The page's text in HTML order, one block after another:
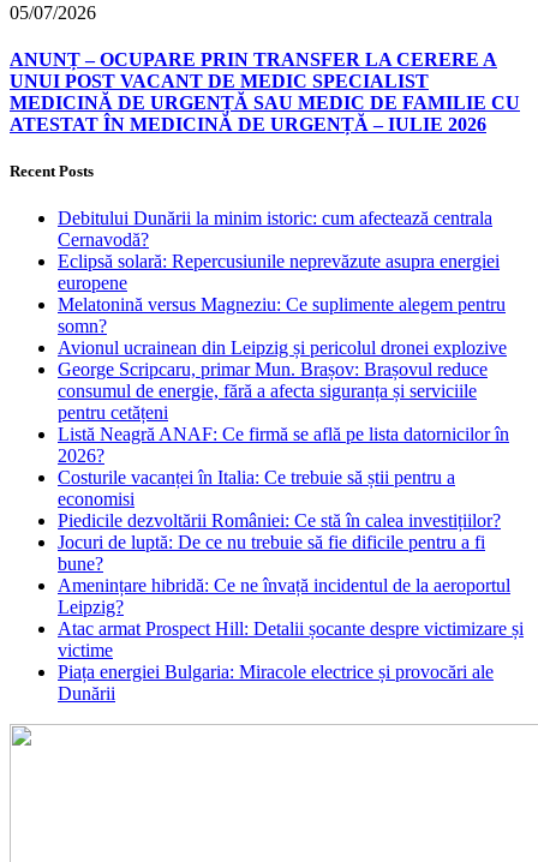
05/07/2026
ANUNȚ – OCUPARE PRIN TRANSFER LA CERERE A
UNUI POST VACANT DE MEDIC SPECIALIST
MEDICINĂ DE URGENȚĂ SAU MEDIC DE FAMILIE CU
ATESTAT ÎN MEDICINĂ DE URGENȚĂ – IULIE 2026
Recent Posts
Debitului Dunării la minim istoric: cum afectează centrala
Cernavodă?
Eclipsă solară: Repercusiunile neprevăzute asupra energiei
europene
Melatonină versus Magneziu: Ce suplimente alegem pentru
somn?
Avionul ucrainean din Leipzig și pericolul dronei explozive
George Scripcaru, primar Mun. Brașov: Brașovul reduce
consumul de energie, fără a afecta siguranța și serviciile
pentru cetățeni
Listă Neagră ANAF: Ce firmă se află pe lista datornicilor în
2026?
Costurile vacanței în Italia: Ce trebuie să știi pentru a
economisi
Piedicile dezvoltării României: Ce stă în calea investițiilor?
Jocuri de luptă: De ce nu trebuie să fie dificile pentru a fi
bune?
Amenințare hibridă: Ce ne învață incidentul de la aeroportul
Leipzig?
Atac armat Prospect Hill: Detalii șocante despre victimizare și
victime
Piața energiei Bulgaria: Miracole electrice și provocări ale
Dunării